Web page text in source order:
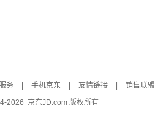
务 手机京东 友情链接 销售联盟
2026 京东JD.com 版权所有